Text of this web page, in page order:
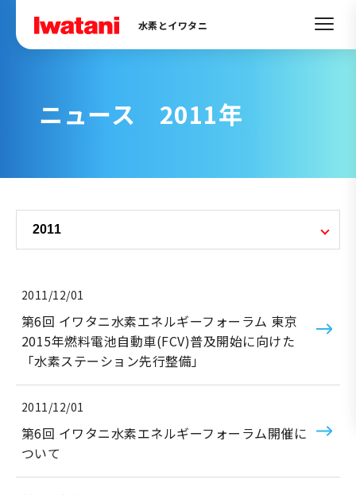
水素とイワタニ
ニュース 2011年
2011/12/01
第6回 イワタニ水素エネルギーフォーラム 東京
2015年燃料電池自動車(FCV)普及開始に向けた
「水素ステーション先行整備」
2011/12/01
第6回 イワタニ水素エネルギーフォーラム開催に
ついて